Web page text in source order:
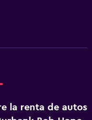
la renta de autos